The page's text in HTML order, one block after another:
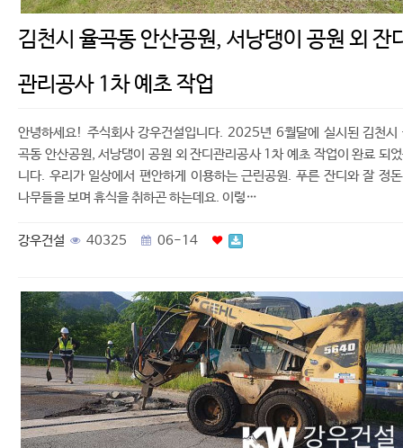
김천시 율곡동 안산공원, 서낭댕이 공원 외 잔
관리공사 1차 예초 작업
안녕하세요! 주식회사 강우건설입니다. 2025년 6월달에 실시된 김천시
곡동 안산공원, 서낭댕이 공원 외 잔디관리공사 1차 예초 작업이 완료 되
니다. 우리가 일상에서 편안하게 이용하는 근린공원. 푸른 잔디와 잘 정
나무들을 보며 휴식을 취하곤 하는데요. 이렇…
강우건설 40325 06-14